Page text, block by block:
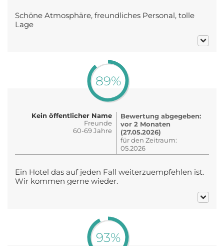
Schöne Atmosphäre, freundliches Personal, tolle
Lage
89%
Kein öffentlicher Name
Freunde
60-69 Jahre
Bewertung abgegeben:
vor 2 Monaten
(27.05.2026)
für den Zeitraum:
05.2026
Ein Hotel das auf jeden Fall weiterzuempfehlen ist.
Wir kommen gerne wieder.
93%